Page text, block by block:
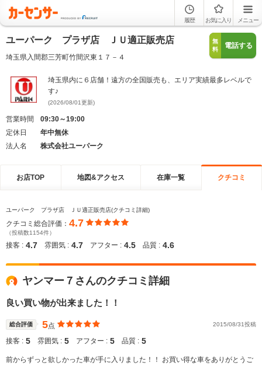
履歴 お気に入り メニュー
ユーパーク プラザ店 ＪＵ適正販売店
埼玉県入間郡三芳町竹間沢東１７－４
無
料
電話する
埼玉県内に６店舗！遠方の全国販売も、エリア実績最多レベルで
す♪
(2026/08/01更新)
営業時間
09:30～19:00
定休日
年中無休
法人名
株式会社ユーパーク
お店TOP 地図&アクセス 在庫一覧 クチコミ
ユーパーク プラザ店 ＪＵ適正販売店(クチコミ詳細)
クチコミ総合評価： 4.7
（投稿数1154件）
接客 : 4.7 雰囲気 : 4.7 アフター : 4.5 品質 : 4.6
ヤンマー７さんのクチコミ詳細
良い買い物が出来ました！！
総合評価 5点 2015/08/31投稿
接客 : 5 雰囲気 : 5 アフター : 5 品質 : 5
前からずっと欲しかった車が手に入りました！！ お買い得な車をありがとうご